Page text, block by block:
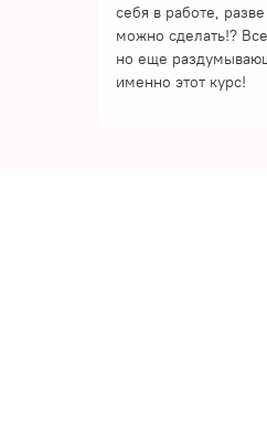
себя в работе,
можно сделать!?
но еще
именно этот курс!